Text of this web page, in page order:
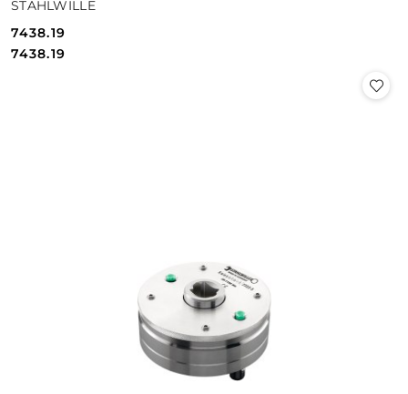
STAHLWILLE
Cena:
7438.19
Cena:
7438.19